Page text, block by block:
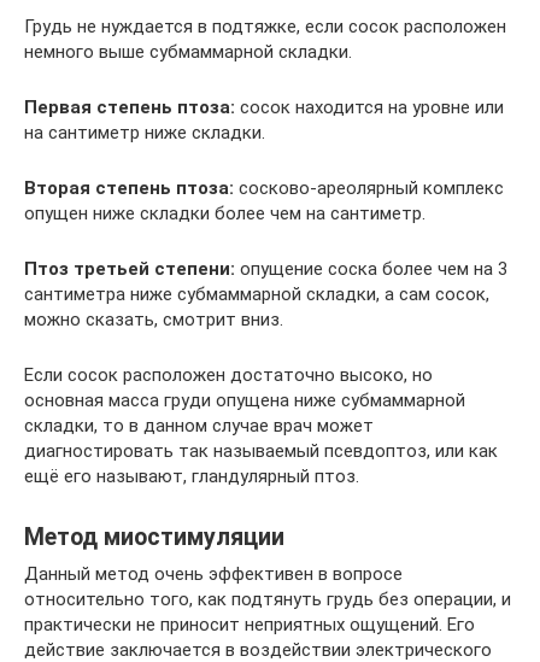
Грудь не нуждается в подтяжке, если сосок расположен
немного выше субмаммарной складки.
Первая степень птоза: сосок находится на уровне или
на сантиметр ниже складки.
Вторая степень птоза: сосково-ареолярный комплекс
опущен ниже складки более чем на сантиметр.
Птоз третьей степени: опущение соска более чем на 3
сантиметра ниже субмаммарной складки, а сам сосок,
можно сказать, смотрит вниз.
Если сосок расположен достаточно высоко, но
основная масса груди опущена ниже субмаммарной
складки, то в данном случае врач может
диагностировать так называемый псевдоптоз, или как
ещё его называют, гландулярный птоз.
Метод миостимуляции
Данный метод очень эффективен в вопросе
относительно того, как подтянуть грудь без операции, и
практически не приносит неприятных ощущений. Его
действие заключается в воздействии электрического